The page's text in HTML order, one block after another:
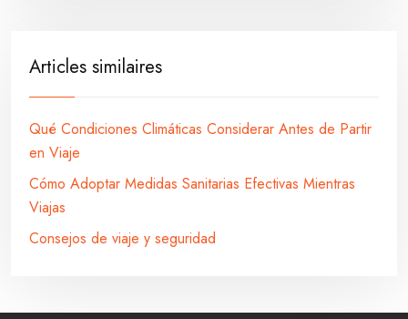
Articles similaires
Qué Condiciones Climáticas Considerar Antes de Partir
en Viaje
Cómo Adoptar Medidas Sanitarias Efectivas Mientras
Viajas
Consejos de viaje y seguridad